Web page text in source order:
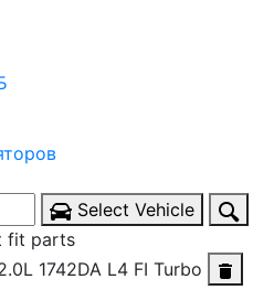
Select Vehicle
fit parts
1742DA L4 FI Turbo